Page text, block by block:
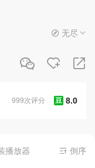
无尽
豆 8.0
999次评分
放器 倒序